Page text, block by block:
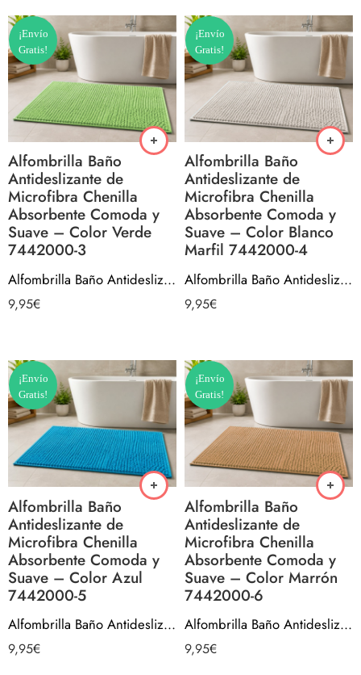
¡Envío
Gratis!
Alfombrilla Baño
Antideslizante de
Microfibra Chenilla
Absorbente Comoda y
Suave – Color Verde
7442000-3
Alfombrilla Baño Antideslizante de Microfibra Chenilla Absorbente Comoda y Suave – Color Verde 7442000-3
9,95€
¡Envío
Gratis!
Alfombrilla Baño
Antideslizante de
Microfibra Chenilla
Absorbente Comoda y
Suave – Color Blanco
Marfil 7442000-4
Alfombrilla Baño Antideslizante de Microfibra Chenilla Absorbente Comoda y Suave – Color Blanco Marfil 7442000-4
9,95€
¡Envío
Gratis!
Alfombrilla Baño
Antideslizante de
Microfibra Chenilla
Absorbente Comoda y
Suave – Color Azul
7442000-5
Alfombrilla Baño Antideslizante de Microfibra Chenilla Absorbente Comoda y Suave – Color Azul 7442000-5
9,95€
¡Envío
Gratis!
Alfombrilla Baño
Antideslizante de
Microfibra Chenilla
Absorbente Comoda y
Suave – Color Marrón
7442000-6
Alfombrilla Baño Antideslizante de Microfibra Chenilla Absorbente Comoda y Suave – Color Marrón 7442000-6
9,95€